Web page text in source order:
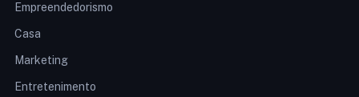
Empreendedorismo
Casa
Marketing
Entretenimento